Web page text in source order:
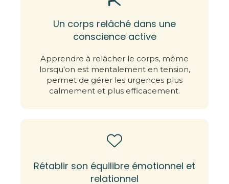
Un corps relâché dans une
conscience active
Apprendre à relâcher le corps, même
lorsqu'on est mentalement en tension,
permet de gérer les urgences plus
calmement et plus efficacement.
Rétablir son équilibre émotionnel et
relationnel